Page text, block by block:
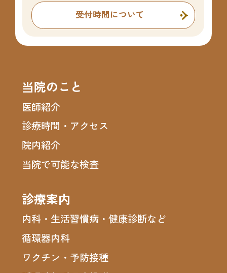
受付時間について
当院のこと
医師紹介
診療時間・アクセス
院内紹介
当院で可能な検査
診療案内
内科・生活習慣病・健康診断など
循環器内科
ワクチン・予防接種